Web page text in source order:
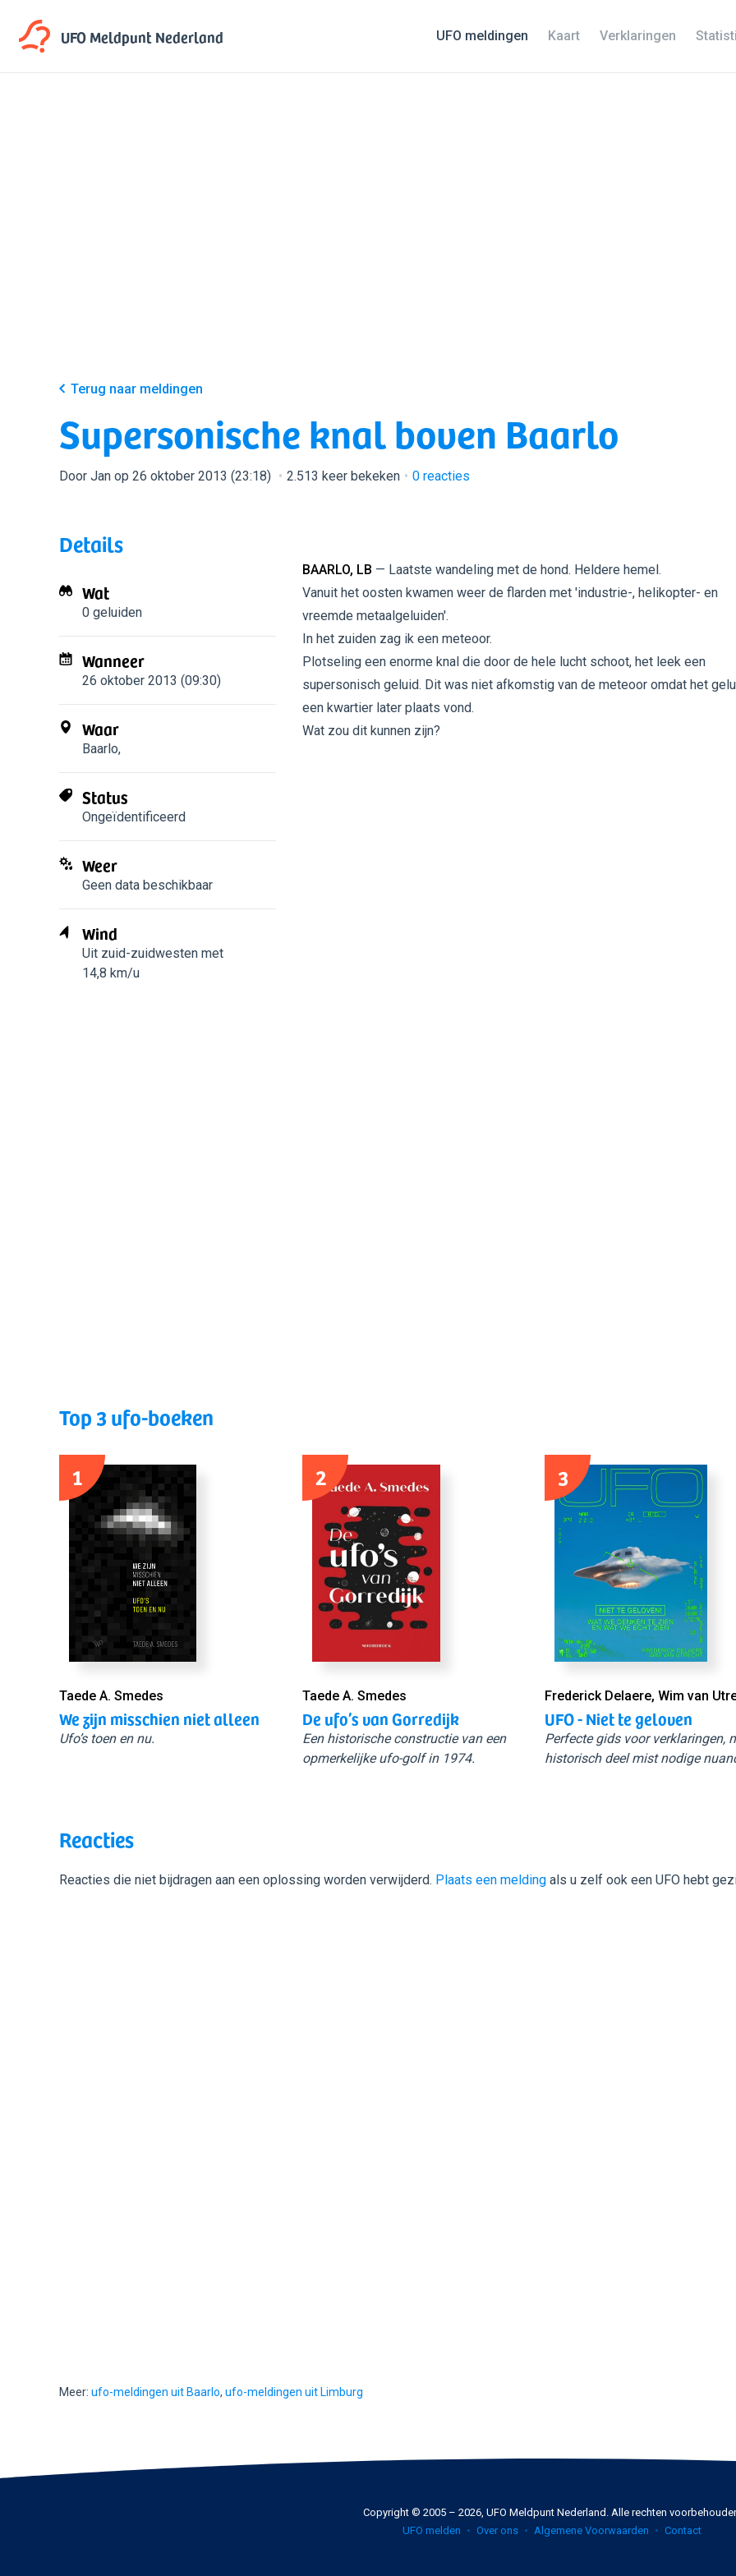
UFO MeldpuntNederland UFO meldingen Kaart Verklaringen
Terug naar meldingen
Supersonische knal boven Baarlo
Door Jan op 26 oktober 2013 (23:18) 2.513 keer bekeken 0 reacties
Details
Wat
0 geluiden
Wanneer
26 oktober 2013 (09:30)
Waar
Baarlo,
Status
Ongeïdentificeerd
Weer
Geen data beschikbaar
Wind
Uit zuid-zuidwesten met
14,8 km/u
BAARLO, LB — Laatste wandeling met de hond. Heldere hemel.
Vanuit het oosten kwamen weer de flarden met 'industrie-, helikopter- en
vreemde metaalgeluiden'.
In het zuiden zag ik een meteoor.
Plotseling een enorme knal die door de hele lucht schoot, het leek een
supersonisch geluid. Dit was niet afkomstig van de meteoor omdat het
een kwartier later plaats vond.
Wat zou dit kunnen zijn?
Top 3 ufo-boeken
1
Taede A. Smedes
We zijn misschien niet alleen
Ufo’s toen en nu.
2
Taede A. Smedes
De ufo’s van Gorredijk
Een historische constructie van een
opmerkelijke ufo-golf in 1974.
3
Frederick Delaere, Wim van
UFO - Niet te geloven
Perfecte gids voor verklaringen,
historisch deel mist nodige
Reacties
Reacties die niet bijdragen aan een oplossing worden verwijderd. Plaats een melding als u zelf ook een UFO hebt
Meer: ufo-meldingen uit Baarlo, ufo-meldingen uit Limburg
Copyright © 2005 – 2026, UFO Meldpunt Nederland. Alle rechten
UFO melden
Over ons Algemene Voorwaarden Contact